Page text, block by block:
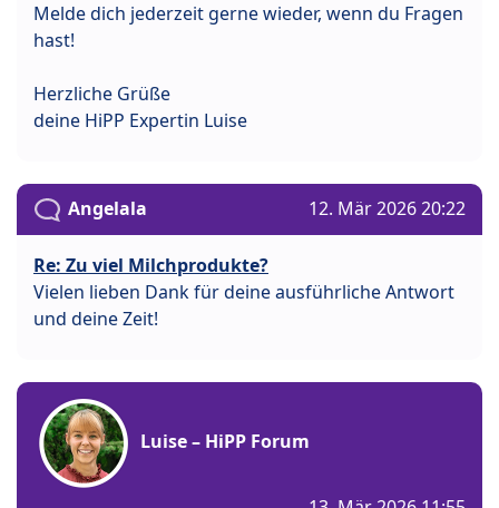
Melde dich jederzeit gerne wieder, wenn du Fragen
hast!
Herzliche Grüße
deine HiPP Expertin Luise
Angelala 12. Mär 2026 20:22
Re: Zu viel Milchprodukte?
Vielen lieben Dank für deine ausführliche Antwort
und deine Zeit!
Luise – HiPP Forum